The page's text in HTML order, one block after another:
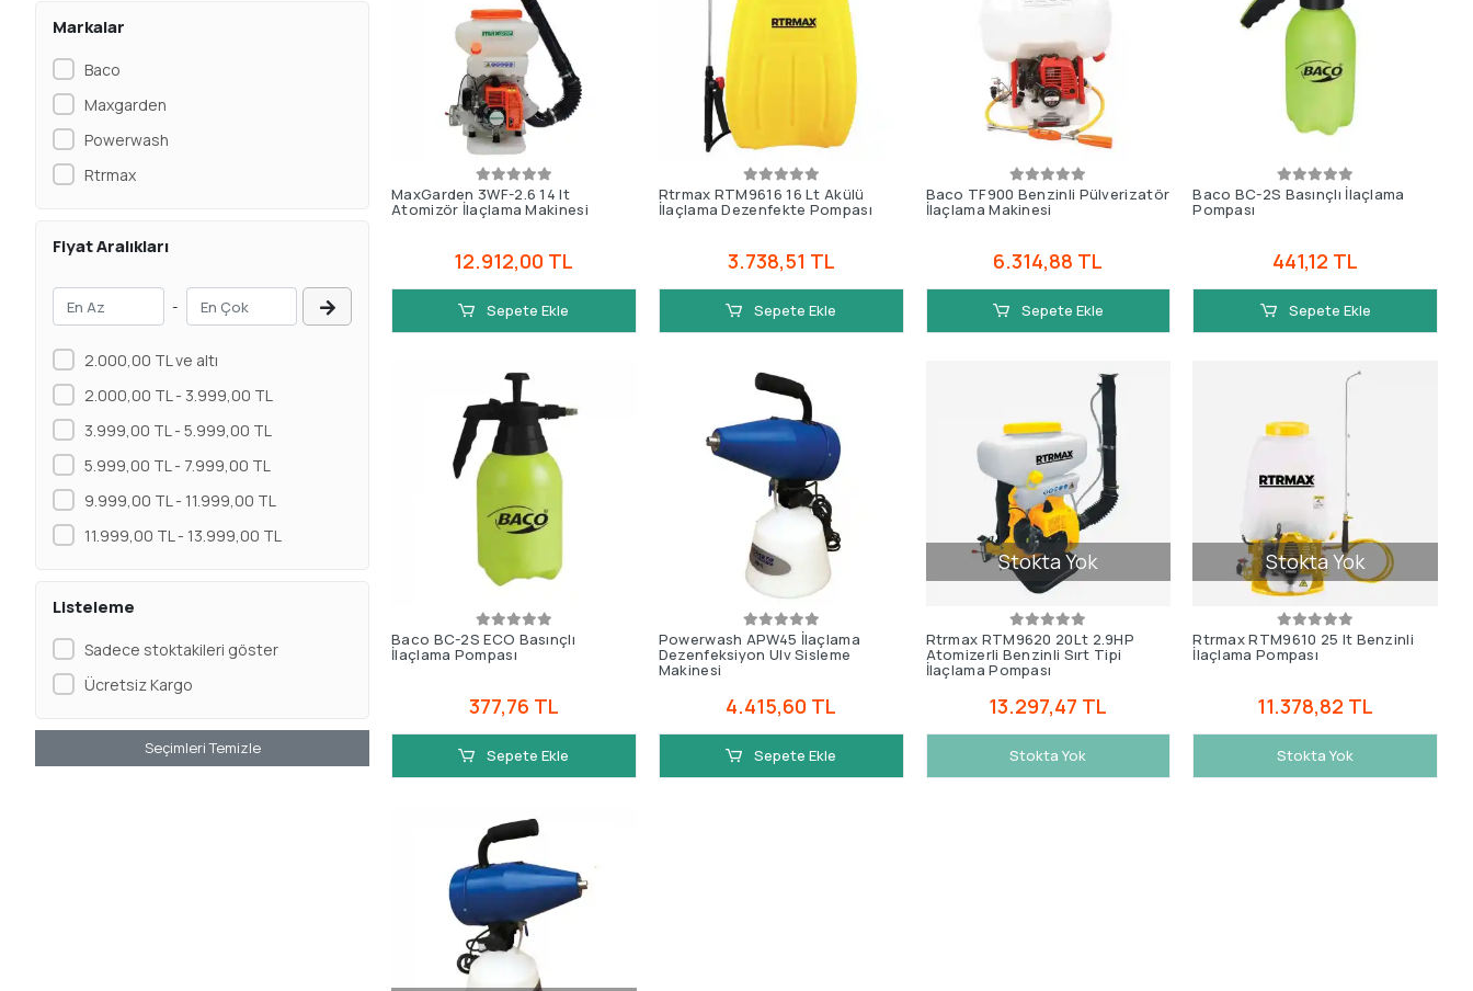
Markalar
Baco
Maxgarden
Powerwash
Rtrmax
Fiyat Aralıkları
-
2.000,00 TL ve altı
2.000,00 TL - 3.999,00 TL
3.999,00 TL - 5.999,00 TL
5.999,00 TL - 7.999,00 TL
9.999,00 TL - 11.999,00 TL
11.999,00 TL - 13.999,00 TL
Listeleme
Sadece stoktakileri göster
Ücretsiz Kargo
Seçimleri Temizle
MaxGarden 3WF-2.6 14 lt
Atomizör İlaçlama Makinesi
12.912,00 TL
Sepete Ekle
Rtrmax RTM9616 16 Lt Akülü
İlaçlama Dezenfekte Pompası
3.738,51 TL
Sepete Ekle
Baco TF900 Benzinli Pülverizatör
İlaçlama Makinesi
6.314,88 TL
Sepete Ekle
Baco BC-2S Basınçlı İlaçlama
Pompası
441,12 TL
Sepete Ekle
Baco BC-2S ECO Basınçlı
İlaçlama Pompası
377,76 TL
Sepete Ekle
Powerwash APW45 İlaçlama
Dezenfeksiyon Ulv Sisleme
Makinesi
4.415,60 TL
Sepete Ekle
Stokta Yok
Rtrmax RTM9620 20Lt 2.9HP
Atomizerli Benzinli Sırt Tipi
İlaçlama Pompası
13.297,47 TL
Stokta Yok
Stokta Yok
Rtrmax RTM9610 25 lt Benzinli
İlaçlama Pompası
11.378,82 TL
Stokta Yok